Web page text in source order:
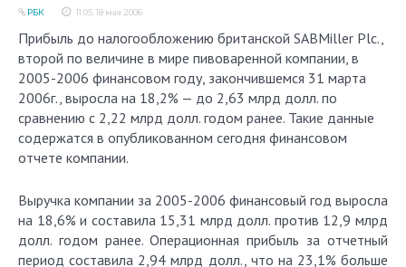
11:05, 18 мая 2006
РБК
Прибыль до налогообложению британской SABMiller Plc.,
второй по величине в мире пивоваренной компании, в
2005-2006 финансовом году, закончившемся 31 марта
2006г., выросла на 18,2% — до 2,63 млрд долл. по
сравнению с 2,22 млрд долл. годом ранее. Такие данные
содержатся в опубликованном сегодня финансовом
отчете компании.
Выручка компании за 2005-2006 финансовый год выросла
на 18,6% и составила 15,31 млрд долл. против 12,9 млрд
долл. годом ранее. Операционная прибыль за отчетный
период составила 2,94 млрд долл., что на 23,1% больше